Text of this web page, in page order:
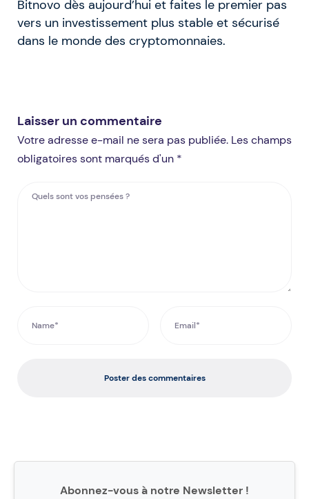
Bitnovo dès aujourd’hui et faites le premier pas
vers un investissement plus stable et sécurisé
dans le monde des cryptomonnaies.
Laisser un commentaire
Votre adresse e-mail ne sera pas publiée. Les champs
obligatoires sont marqués d'un *
Poster des commentaires
Abonnez-vous à notre Newsletter !